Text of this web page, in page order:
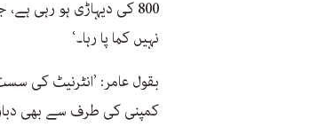
نہیں کما پا رہا۔‘
بقول عامر: ’انٹرنیٹ کی
کمپنی کی طرف سے بھی دباؤ